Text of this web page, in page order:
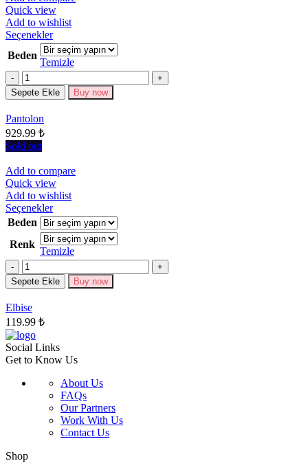
Quick view
Add to wishlist
SeçeneklerBu
ürünün
birden
fazla
varyasyonu
var.
Beden
Temizle
Miktar
Sepete Ekle Buy now
Pantolon
929.99 ₺
Sold out
Add to compare
Quick view
Add to wishlist
SeçeneklerBu
ürünün
birden
fazla
varyasyonu
Seçenekler
Beden
Renk
Temizle
Miktar
Sepete Ekle Buy now
Elbise
119.99 ₺
Social Links
Get to Know Us
About Us
FAQs
Our Partners
Work With Us
Contact Us
Shop